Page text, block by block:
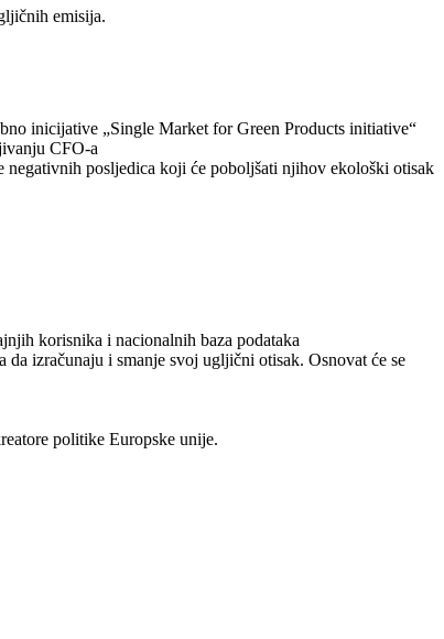
emisija.
inicijative „Single Market for Green Products initiative“
CFO-a
posljedica koji će poboljšati njihov ekološki otisak
korisnika i nacionalnih baza podataka
izračunaju i smanje svoj ugljični otisak. Osnovat će se
politike Europske unije.